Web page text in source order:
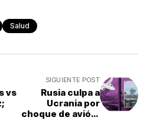
Salud
vs
SIGUIENTE POST
Rusia culpa a
Ucrania por
choque de avión;